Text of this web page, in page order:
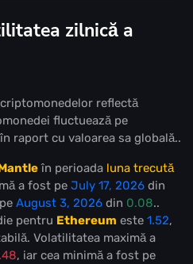
zilnică a
reflectă
fluctuează pe
raport cu valoarea sa globală..
în perioada luna trecută
a fost pe July 17, 2026 din
August 3, 2026 din 0.08..
pentru Ethereum este 1.52,
. Volatilitatea maximă a
, iar cea minimă a fost pe